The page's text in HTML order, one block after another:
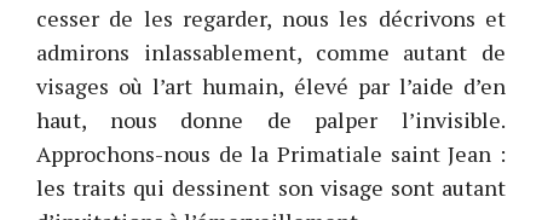
cesser de les regarder, nous les décrivons et
admirons inlassablement, comme autant de
visages où l’art humain, élevé par l’aide d’en
haut, nous donne de palper l’invisible.
Approchons-nous de la Primatiale saint Jean :
les traits qui dessinent son visage sont autant